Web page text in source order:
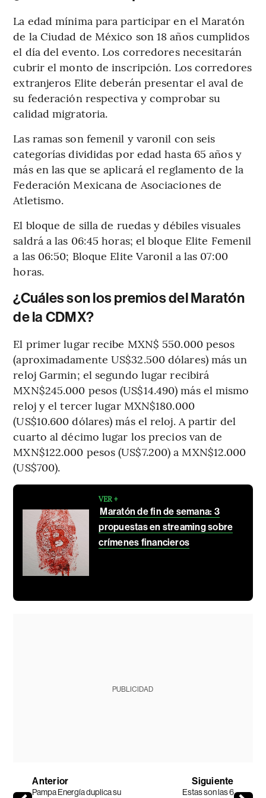
La edad mínima para participar en el Maratón
de la Ciudad de México son 18 años cumplidos
el día del evento. Los corredores necesitarán
cubrir el monto de inscripción. Los corredores
extranjeros Elite deberán presentar el aval de
su federación respectiva y comprobar su
calidad migratoria.
Las ramas son femenil y varonil con seis
categorías divididas por edad hasta 65 años y
más en las que se aplicará el reglamento de la
Federación Mexicana de Asociaciones de
Atletismo.
El bloque de silla de ruedas y débiles visuales
saldrá a las 06:45 horas; el bloque Elite Femenil
a las 06:50; Bloque Elite Varonil a las 07:00
horas.
¿Cuáles son los premios del Maratón
de la CDMX?
El primer lugar recibe MXN$ 550.000 pesos
(aproximadamente US$32.500 dólares) más un
reloj Garmin; el segundo lugar recibirá
MXN$245.000 pesos (US$14.490) más el mismo
reloj y el tercer lugar MXN$180.000
(US$10.600 dólares) más el reloj. A partir del
cuarto al décimo lugar los precios van de
MXN$122.000 pesos (US$7.200) a MXN$12.000
(US$700).
VER +
Maratón de fin de semana: 3
propuestas en streaming sobre
crímenes financieros
PUBLICIDAD
Anterior
Pampa Energía duplica su
Siguiente
Estas son las 6